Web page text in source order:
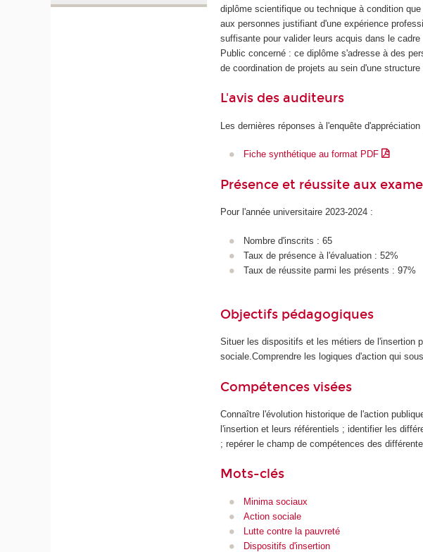
diplôme scientifique ou technique à condition
aux personnes justifiant d'une expérience
suffisante pour valider leurs acquis dans le cadre
Public concerné : ce diplôme s'adresse à des
de coordination de projets au sein d'une
L'avis des auditeurs
Les dernières réponses à l'enquête
Fiche synthétique au format PDF
Présence et réussite aux
Pour l'année universitaire 2023-2024 :
Nombre d'inscrits : 65
Taux de présence à l'évaluation : 52%
Taux de réussite parmi les présents : 97%
Objectifs pédagogiques
Situer les dispositifs et les métiers de l'insertion
sociale.Comprendre les logiques d'action qui
Compétences visées
Connaître l'évolution historique de l'action
l'insertion et leurs référentiels ; identifier les
; repérer le champ de compétences des
Mots-clés
Minima sociaux
Action sociale
Lutte contre la pauvreté
Dispositifs d'insertion